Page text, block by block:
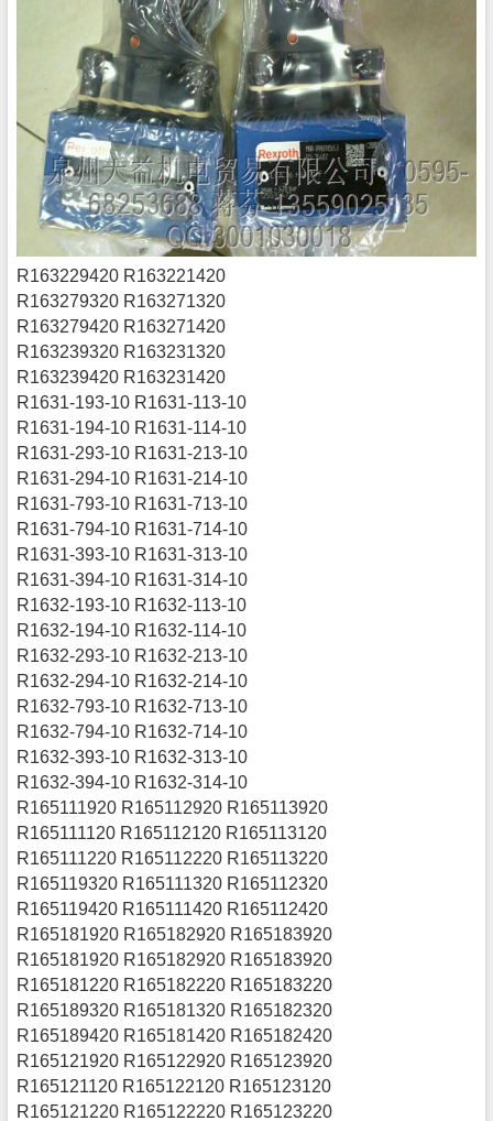
R163229420 R163221420
R163279320 R163271320
R163279420 R163271420
R163239320 R163231320
R163239420 R163231420
R1631-193-10 R1631-113-10
R1631-194-10 R1631-114-10
R1631-293-10 R1631-213-10
R1631-294-10 R1631-214-10
R1631-793-10 R1631-713-10
R1631-794-10 R1631-714-10
R1631-393-10 R1631-313-10
R1631-394-10 R1631-314-10
R1632-193-10 R1632-113-10
R1632-194-10 R1632-114-10
R1632-293-10 R1632-213-10
R1632-294-10 R1632-214-10
R1632-793-10 R1632-713-10
R1632-794-10 R1632-714-10
R1632-393-10 R1632-313-10
R1632-394-10 R1632-314-10
R165111920 R165112920 R165113920
R165111120 R165112120 R165113120
R165111220 R165112220 R165113220
R165119320 R165111320 R165112320
R165119420 R165111420 R165112420
R165181920 R165182920 R165183920
R165181920 R165182920 R165183920
R165181220 R165182220 R165183220
R165189320 R165181320 R165182320
R165189420 R165181420 R165182420
R165121920 R165122920 R165123920
R165121120 R165122120 R165123120
R165121220 R165122220 R165123220